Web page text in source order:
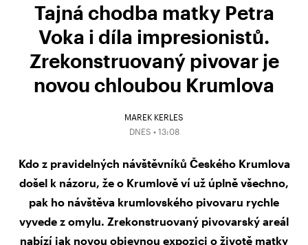
Tajná chodba matky Petra
Voka i díla impresionistů.
Zrekonstruovaný pivovar je
novou chloubou Krumlova
MAREK KERLES
DNES • 13:08
Kdo z pravidelných návštěvníků Českého Krumlova
došel k názoru, že o Krumlově ví už úplně všechno,
pak ho návštěva krumlovského pivovaru rychle
vyvede z omylu. Zrekonstruovaný pivovarský areál
nabízí jak novou objevnou expozici o životě matky